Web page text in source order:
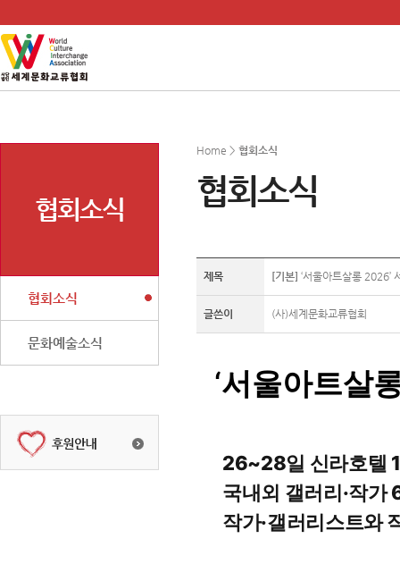
협회소식
협회소식
문화예술소식
Home > 협회소식
협회소식
제목 [기본] ‘서울아트살롱
글쓴이 (사)세계문화교류협회
‘서울아트살
26~28일 신라호텔
국내외 갤러리·작가
작가·갤러리스트와